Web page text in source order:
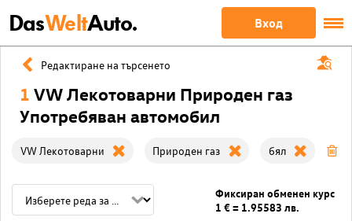
DasWeltAuto. Вход
Редактиране на търсенето
1 VW Лекотоварни Природен газ
Употребяван автомобил
VW Лекотоварни Природен газ бял
Фиксиран обменен курс
1 € = 1.95583 лв.